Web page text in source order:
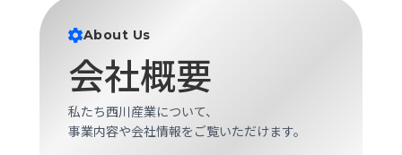
About Us
会社概要
私たち西川産業について、
事業内容や会社情報をご覧いただけます。